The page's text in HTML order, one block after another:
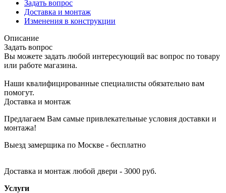
Задать вопрос
Доставка и монтаж
Изменения в конструкции
Описание
Задать вопрос
Вы можете задать любой интересующий вас вопрос по товару
или работе магазина.
Наши квалифицированные специалисты обязательно вам
помогут.
Доставка и монтаж
Предлагаем Вам самые привлекательные условия доставки и
монтажа!
Выезд замерщика по Москве - бесплатно
Доставка и монтаж любой двери - 3000 руб.
Услуги